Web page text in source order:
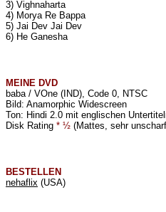
3) Vighnaharta
4) Morya Re Bappa
5) Jai Dev Jai Dev
6) He Ganesha
MEINE DVD
baba / VOne (IND), Code 0, NTSC
Bild: Anamorphic Widescreen
Ton: Hindi 2.0 mit englischen
Disk Rating * ½ (Mattes, sehr
BESTELLEN
nehaflix (USA)